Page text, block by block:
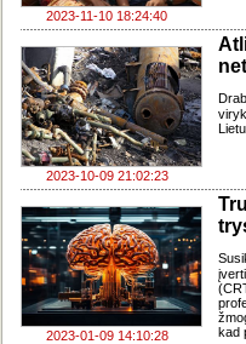
2023-11-10 18:24:40
2023-10-09 21:02:23
2023-01-09 14:10:28
kad